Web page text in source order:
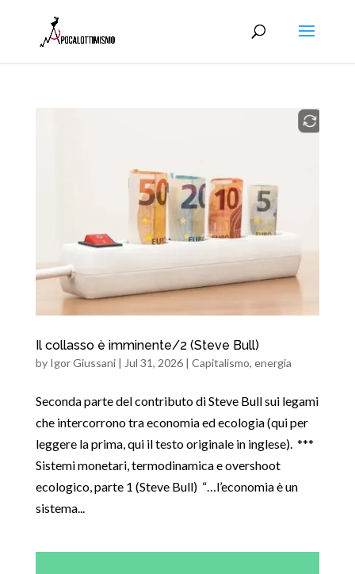
Il collasso è imminente/2 (Steve Bull)
by Igor Giussani| Jul 31, 2026| Capitalismo, energia
Seconda parte del contributo di Steve Bull sui legami
che intercorrono tra economia ed ecologia (qui per
leggere la prima, qui il testo originale in inglese). ***
Sistemi monetari, termodinamica e overshoot
ecologico, parte 1 (Steve Bull) “…l’economia è un
sistema...